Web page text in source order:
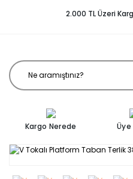
2.000 TL Üzeri
Kargo Nerede Üye